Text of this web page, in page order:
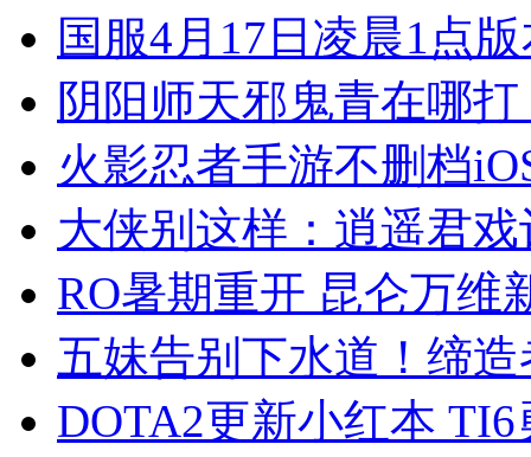
国服4月17日凌晨1点
阴阳师天邪鬼青在哪
火影忍者手游不删档
大侠别这样：逍遥君
RO暑期重开 昆仑万维
五妹告别下水道！缔
DOTA2更新小红本